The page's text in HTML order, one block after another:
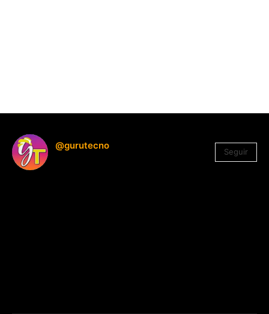
@gurutecno
Seguir